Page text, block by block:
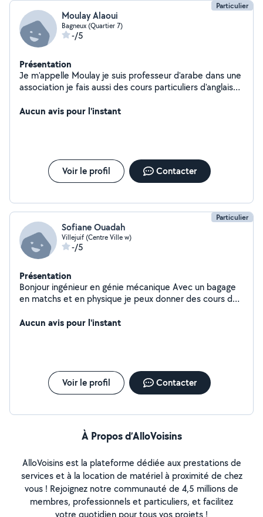
Particulier
Moulay Alaoui
Bagneux (Quartier 7)
-/5
Présentation
Je m'appelle Moulay je suis professeur d'arabe dans une
association je fais aussi des cours particuliers d'anglais
gestion
Aucun avis pour l'instant
Voir le profil Contacter
Particulier
Sofiane Ouadah
Villejuif (Centre Ville w)
-/5
Présentation
Bonjour ingénieur en génie mécanique Avec un bagage
en matchs et en physique je peux donner des cours de
Aucun avis pour l'instant
Voir le profil Contacter
À Propos d’AlloVoisins
AlloVoisins est la plateforme dédiée aux prestations de
services et à la location de matériel à proximité de chez
vous ! Rejoignez notre communauté de 4,5 millions de
membres, professionnels et particuliers, et facilitez
votre quotidien pour tous vos projets !